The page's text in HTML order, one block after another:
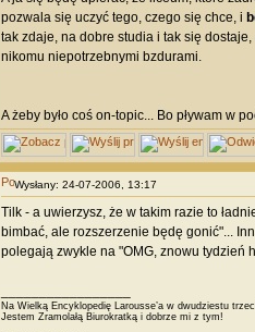
pozwala się uczyć tego, czego się chce, i
tak zdaje, na dobre studia i tak się
nikomu niepotrzebnymi bzdurami.
A żeby było coś on-topic... Bo pływam w
Wysłany: 24-07-2006, 13:17
Tilk - a uwierzysz, że w takim razie to
bimbać, ale rozszerzenie będę gonić"...
polegają zwykle na "OMG, znowu tydzień
Na Wielką Encyklopedię Larousse’a w dwudziestu
Jestem Zramolałą Biurokratką i dobrze mi z tym!